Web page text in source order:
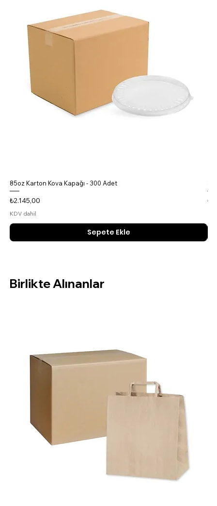
85oz Karton Kova Kapağı - 300 Adet
Fiyat
₺2.145,00
KDV dahil
Sepete Ekle
Birlikte Alınanlar